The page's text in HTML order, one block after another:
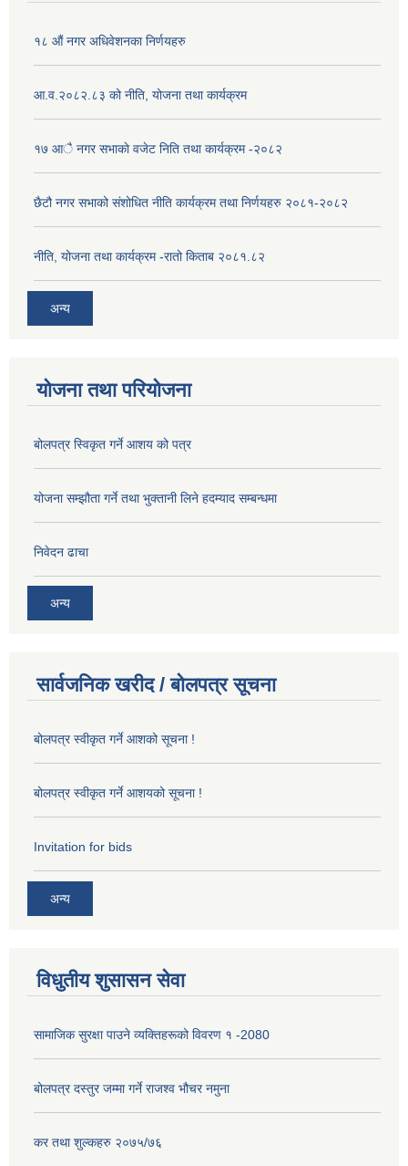
१८ औं नगर अधिवेशनका निर्णयहरु
आ.व.२०८२.८३ को नीति, योजना तथा कार्यक्रम
१७ आै नगर सभाकाे वजेट निति तथा कार्यक्रम -२०८२
छैटौ नगर सभाको संशोधित नीति कार्यक्रम तथा निर्णयहरु २०८१-२०८२
नीति, योजना तथा कार्यक्रम -रातो किताब २०८१.८२
अन्य
योजना तथा परियोजना
बोलपत्र स्विकृत गर्ने आशय को पत्र
योजना सम्झौता गर्ने तथा भुक्तानी लिने हदम्याद सम्बन्धमा
निवेदन ढाचा
अन्य
सार्वजनिक खरीद / बोलपत्र सूचना
बोलपत्र स्वीकृत गर्ने आशको सूचना !
बोलपत्र स्वीकृत गर्ने आशयको सूचना !
Invitation for bids
अन्य
विधुतीय शुसासन सेवा
सामाजिक सुरक्षा पाउने व्यक्तिहरूको विवरण १ -2080
बोलपत्र दस्तुर जम्मा गर्ने राजश्व भौचर नमुना
कर तथा शुल्कहरु २०७५/७६